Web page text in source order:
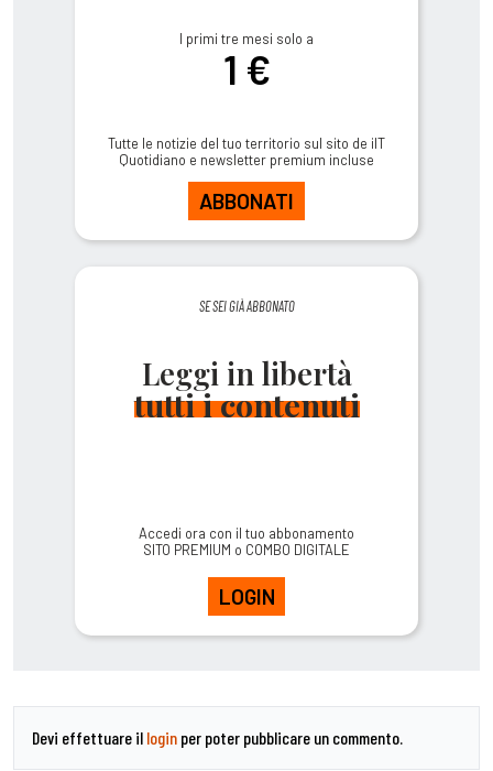
I primi tre mesi solo a
1 €
Tutte le notizie del tuo territorio sul sito de ilT
Quotidiano e newsletter premium incluse
ABBONATI
SE SEI GIÀ ABBONATO
Leggi in libertà
tutti i contenuti
Accedi ora con il tuo abbonamento
SITO PREMIUM o COMBO DIGITALE
LOGIN
Devi effettuare il login per poter pubblicare un commento.